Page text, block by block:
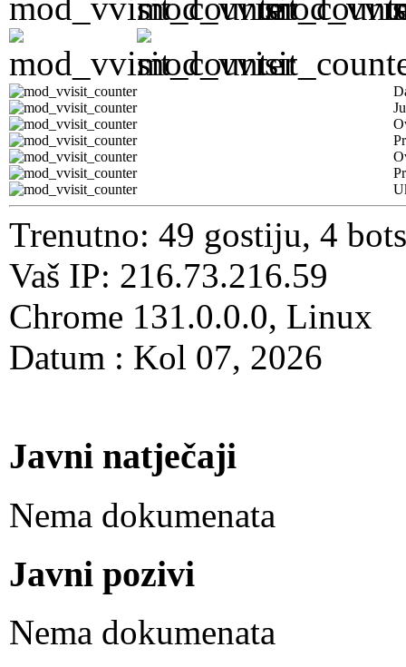
Trenutno: 49 gostiju, 4
Vaš IP: 216.73.216.59
Chrome 131.0.0.0, Linux
Datum : Kol 07, 2026
Javni natječaji
Nema dokumenata
Javni pozivi
Nema dokumenata